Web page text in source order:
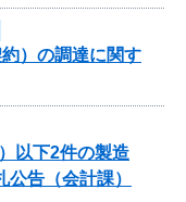
）の調達に関す
以下2件の製造
公告（会計課）